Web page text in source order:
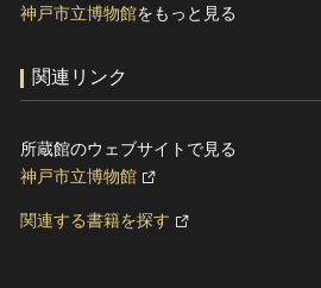
神戸市立博物館をもっと見る
関連リンク
所蔵館のウェブサイトで見る
神戸市立博物館
関連する書籍を探す